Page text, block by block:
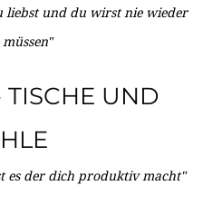
liebst und du wirst nie wieder
TISCHE UND
es der dich produktiv macht"